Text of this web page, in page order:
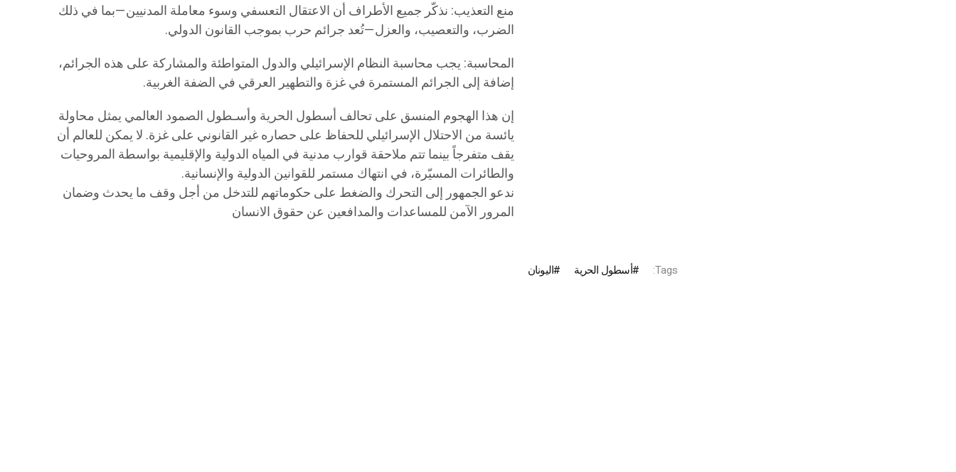
منع التعذيب: نذكّر جميع الأطراف أن الاعتقال التعسفي وسوء معاملة المدنيين—بما في ذلك
الضرب، والتعصيب، والعزل—تُعد جرائم حرب بموجب القانون الدولي.
المحاسبة: يجب محاسبة النظام الإسرائيلي والدول المتواطئة والمشاركة على هذه الجرائم،
إضافة إلى الجرائم المستمرة في غزة والتطهير العرقي في الضفة الغربية.
إن هذا الهجوم المنسق على تحالف أسطول الحرية وأسـطول الصمود العالمي يمثل محاولة
يائسة من الاحتلال الإسرائيلي للحفاظ على حصاره غير القانوني على غزة. لا يمكن للعالم أن
يقف متفرجاً بينما تتم ملاحقة قوارب مدنية في المياه الدولية والإقليمية بواسطة المروحيات
والطائرات المسيّرة، في انتهاك مستمر للقوانين الدولية والإنسانية.
ندعو الجمهور إلى التحرك والضغط على حكوماتهم للتدخل من أجل وقف ما يحدث وضمان
المرور الآمن للمساعدات والمدافعين عن حقوق الانسان
Tags: أسطول الحرية اليونان